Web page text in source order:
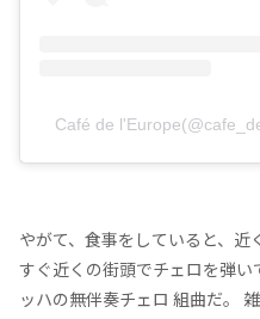
Café de
やがて、食事をしていると、近
すぐ近くの街頭でチェロを弾
ッハの無伴奏チェロ 組曲だ。